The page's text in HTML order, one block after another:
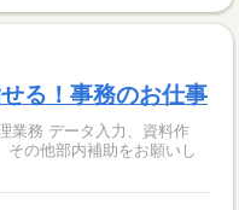
る！事務のお仕事
業務 データ入力、資料作
その他部内補助をお願いし